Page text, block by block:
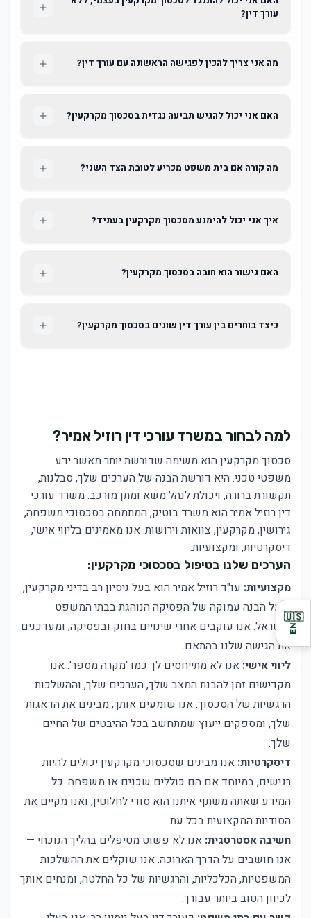
עורך דין?
מה אני צריך להכין לפגישה הראשונה עם עורך דין?
האם אני יכול להגיש תביעה נגדית בסכסוך מקרקעין?
מה קורה אם בית משפט מכריע לטובת הצד השני?
איך אני יכול להימנע מסכסוך מקרקעין בעתיד?
האם גישור הוא חובה בסכסוך מקרקעין?
כיצד בוחרים בין עורך דין שונים בסכסוך מקרקעין?
למה לבחור במשרד עורכי דין רוזיל אמיר?
סכסוך מקרקעין הוא משימה שדורשת יותר מאשר ידע
משפטי טכני. היא דורשת הבנה של הערכים שלך, סבלנות,
תקשורת ברורה, ויכולת לנהל משא ומתן מורכב. משרד עורכי
דין רוזיל אמיר הוא משרד בוטיק, המתמחה בסכסוכי משפחה,
גירושין, מקרקעין, צוואות וירושות. אנו מאמינים בליווי אישי,
דיסקרטיות, ומקצועיות.
הערכים שלנו בטיפול בסכסוכי מקרקעין:
מקצועיות: עו"ד רוזיל אמיר הוא בעל ניסיון רב בדיני מקרקעין,
ובעל הבנה עמוקה של הפסיקה הנוהגת בבתי המשפט
בישראל. אנו עוקבים אחרי שינויים בחוק ובפסיקה, ומעדכנים
את הגישה שלנו בהתאם.
ליווי אישי: אנו לא מתייחסים לך כמו 'מקרה מספר'. אנו
מקדישים זמן להבנת המצב שלך, הערכים שלך, וההשלכות
הרגשיות של הסכסוך. אנו שומעים אותך, מבינים את הדאגות
שלך, ומספקים ייעוץ שמתחשב בכל ההיבטים של החיים
שלך.
דיסקרטיות: אנו מבינים שסכסוכי מקרקעין יכולים להיות
רגישים, במיוחד אם הם כוללים שכנים או משפחה. כל
המידע שאתה משתף איתנו הוא סודי לחלוטין, ואנו מקיים את
הסודיות המקצועית בכל עת.
חשיבה אסטרטגית: אנו לא פשוט מטיפלים בהליך הנוכחי —
אנו חושבים על הדרך הארוכה. אנו שוקלים את ההשלכות
המשפטיות, הכלכליות, והרגשיות של כל החלטה, ומנחים אותך
לכיוון הטוב ביותר עבורך.
🇺🇸
EN